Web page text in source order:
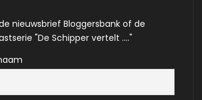
nieuwsbrief Bloggersbank of de
"De Schipper vertelt ...."